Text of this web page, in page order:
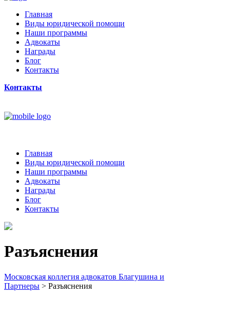
Главная
Виды юридической помощи
Наши программы
Адвокаты
Награды
Блог
Контакты
Контакты
Главная
Виды юридической помощи
Наши программы
Адвокаты
Награды
Блог
Контакты
Разъяснения
Московская коллегия адвокатов Благушина и
Партнеры > Разъяснения